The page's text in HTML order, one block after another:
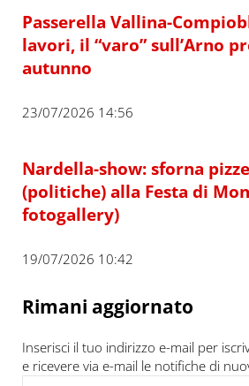
Passerella Vallina-
lavori, il “varo” sull’Arno
autunno
23/07/2026 14:56
Nardella-show: sforna
(politiche) alla Festa di
fotogallery)
19/07/2026 10:42
Rimani aggiornato
Inserisci il tuo indirizzo e-mail per
e ricevere via e-mail le notifiche di